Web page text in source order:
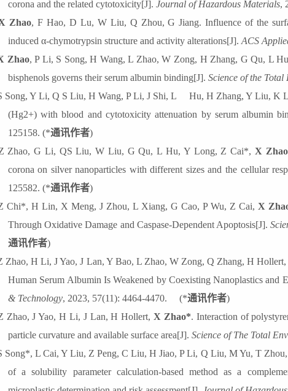
corona and the related cytotoxicity[J]. Journal ofHazardous Materials,
Zhao, F Hao, D Lu, W Liu, Q Zhou, G Jiang. Influence of the
induced α-chymotrypsin structure and activity alterations[J]. ACS
Zhao, P Li, S Song, H Wang, L Zhao, W Zong, H Zhang, G Qu, L
bisphenols governs their serum albumin binding[J]. Science of the Total
Song, Y Li, Q S Liu, H Wang, P Li, J Shi, L Hu, H Zhang, Y Liu, K
(Hg2+) with blood and cytotoxicity attenuation by serum albumin
125158. (*通讯作者)
Zhao, G Li, QS Liu, W Liu, G Qu, L Hu, Y Long, Z Cai*, X Zhao
corona on silver nanoparticles with different sizes and the cellular
125582. (*通讯作者)
Chi*, H Lin, X Meng, J Zhou, L Xiang, G Cao, P Wu, Z Cai, X
Through Oxidative Damage and Caspase-Dependent Apoptosis[J].
通讯作者)
Zhao,H Li, J Yao, J Lan, Y Bao, L Zhao, W Zong, Q Zhang, H
Human Serum Albumin Is Weakened by Coexisting Nanoplastics and
& Technology, 2023, 57(11): 4464-4470. (*通讯作者)
Zhao, J Yao, H Li, J Lan, H Hollert,X Zhao*. Interaction of
particle curvature and available surface area[J]. Science of The Total
Song*, L Cai, Y Liu, Z Peng, C Liu, H Jiao, P Li, Q Liu, M Yu, T
of a solubility parameter calculation-based method as a